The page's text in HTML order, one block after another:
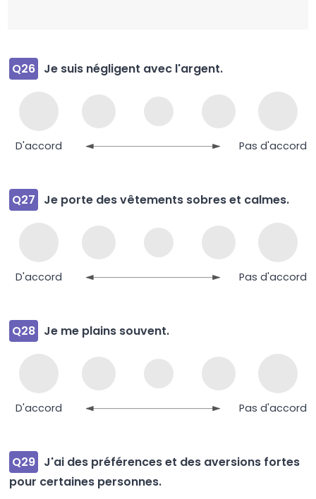
Q26 Je suis négligent avec l'argent.
D'accord Pas d'accord
Q27 Je porte des vêtements sobres et calmes.
D'accord Pas d'accord
Q28 Je me plains souvent.
D'accord Pas d'accord
Q29 J'ai des préférences et des aversions fortes
pour certaines personnes.